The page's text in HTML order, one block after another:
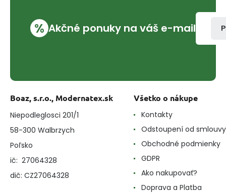
% Akčné ponuky na váš e-mail
Boaz, s.r.o., Modernatex.sk
Niepodleglosci 201/1
58-300 Walbrzych
Poľsko
ič: 27064328
dič: CZ27064328
Všetko o nákupe
Kontakty
Odstoupení od smlouvy
Obchodné podmienky
GDPR
Ako nakupovať?
Doprava a Platba